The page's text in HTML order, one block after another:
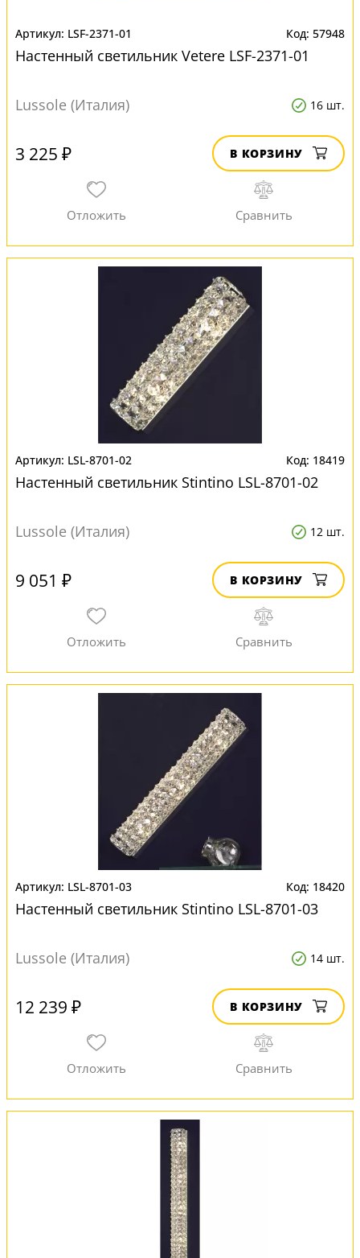
LSF-2371-01 57948
Настенный светильник Vetere LSF-2371-01
Lussole (Италия) 16 шт.
3 225 ₽ В КОРЗИНУ
LSL-8701-02 18419
Настенный светильник Stintino LSL-8701-02
Lussole (Италия) 12 шт.
9 051 ₽ В КОРЗИНУ
LSL-8701-03 18420
Настенный светильник Stintino LSL-8701-03
Lussole (Италия) 14 шт.
12 239 ₽ В КОРЗИНУ